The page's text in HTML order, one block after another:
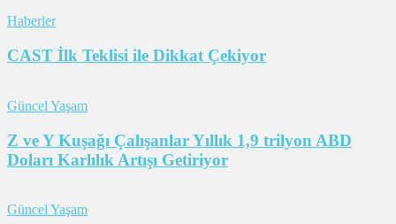
Haberler
CAST İlk Teklisi ile Dikkat Çekiyor
Güncel Yaşam
Z ve Y Kuşağı Çalışanlar Yıllık 1,9 trilyon ABD
Doları Karlılık Artışı Getiriyor
Güncel Yaşam